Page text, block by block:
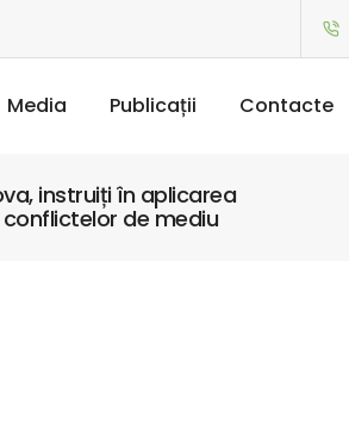
Media Publicații Contacte
instruiți în aplicarea
de mediu